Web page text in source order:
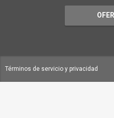
Términos de servicio y privacidad